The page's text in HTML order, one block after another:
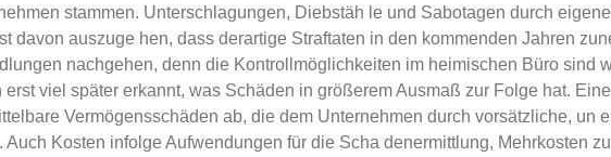
stammen. Unterschlagungen, Diebstäh­ le und Sabotagen durch
davon auszuge­ hen, dass derartige Straftaten in den kommenden Jahren
nachgehen, denn die Kontrollmöglichkeiten im heimischen Büro sind
viel später erkannt, was Schäden in größerem Ausmaß zur Folge hat.
Vermögensschäden ab, die dem Unternehmen durch vorsätzliche, un­
Kosten infolge Aufwendungen für die Scha­ denermittlung, Mehrkosten